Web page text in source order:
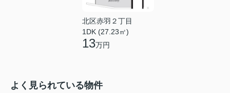
北区赤羽２丁目
1DK (27.23㎡)
13万円
よく見られている物件